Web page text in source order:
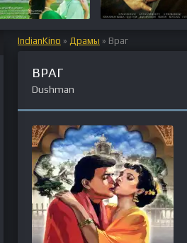
IndianKino » Драмы » Враг
ВРАГ
Dushman